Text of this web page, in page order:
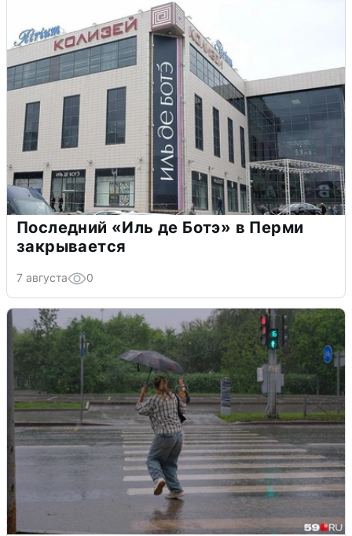
Последний «Иль де Ботэ» в Перми
закрывается
7 августа 0